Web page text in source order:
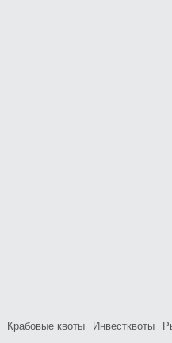
Крабовые квоты Инвестквоты